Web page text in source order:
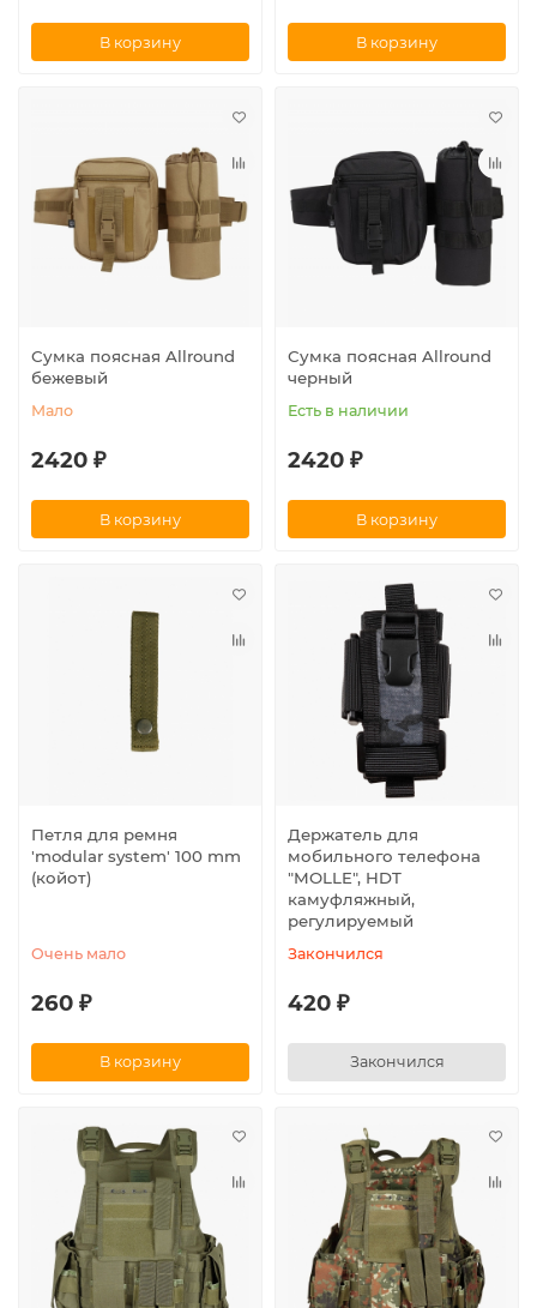
В корзину В корзину
Сумка поясная Allround
бежевый
Мало
2420 ₽
В корзину
Сумка поясная Allround
черный
Есть в наличии
2420 ₽
В корзину
Петля для ремня
′modular system′ 100 mm
(койот)
Очень мало
260 ₽
В корзину
Держатель для
мобильного телефона
"MOLLE", HDT
камуфляжный,
регулируемый
Закончился
420 ₽
Закончился